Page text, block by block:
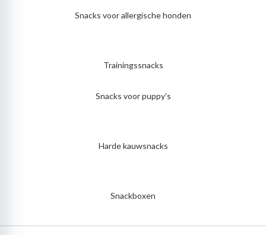
Snacks voor allergische honden
Trainingssnacks
Snacks voor puppy's
Harde kauwsnacks
Snackboxen